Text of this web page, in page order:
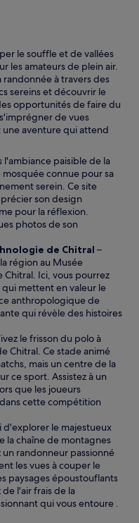
le souffle et de vallées
les amateurs de plein air.
à travers des
sereins et découvrir le
opportunités de faire du
de vues
une aventure qui attend
l'ambiance paisible de la
connue pour sa
serein. Ce site
son design
pour la réflexion.
photos de son
de Chitral –
région au Musée
Ici, vous pourrez
mettent en valeur le
anthropologique de
qui révèle des histoires
le frisson du polo à
Chitral. Ce stade animé
mais un centre de la
ce sport. Assistez à un
que les joueurs
cette compétition
le majestueux
la chaîne de montagnes
randonneur passionné
les vues à couper le
paysages époustouflants
l'air frais de la
qui vous entoure .